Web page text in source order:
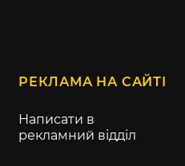
РЕКЛАМА НА САЙТІ
Написати в
рекламний відділ